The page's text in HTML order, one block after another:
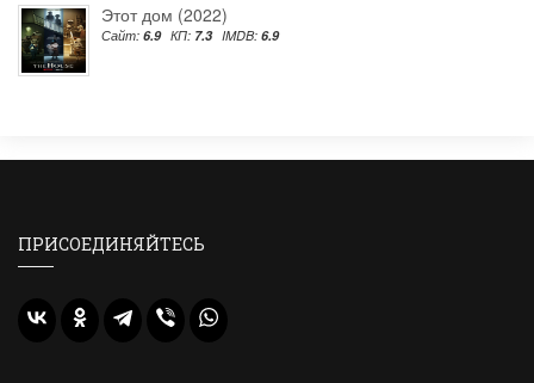
Этот дом (2022)
Сайт: 6.9 КП: 7.3 IMDB: 6.9
ПРИСОЕДИНЯЙТЕСЬ